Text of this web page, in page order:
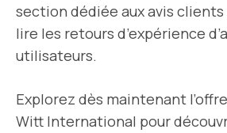
section dédiée aux avis clients
lire les retours d’expérience
utilisateurs.
Explorez dès maintenant
Witt International pour